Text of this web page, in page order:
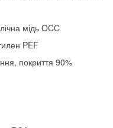
мідь OCC
PEF
покриття 90%